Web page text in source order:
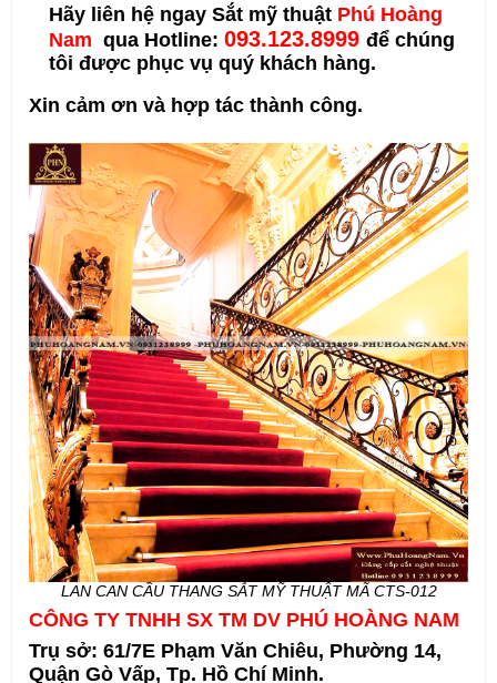
Hãy liên hệ ngay Sắt mỹ thuật Phú Hoàng
Nam qua Hotline:093.123.8999để chúng
tôi được phục vụ quý khách hàng.
Xin cảm ơn và hợp tác thành công.
LAN CAN CẦU THANG SẮT MỸ THUẬT MÃ CTS-012
CÔNG TY TNHH SX TM DV PHÚ HOÀNG NAM
Trụ sở: 61/7E Phạm Văn Chiêu, Phường 14,
Quận Gò Vấp, Tp. Hồ Chí Minh.